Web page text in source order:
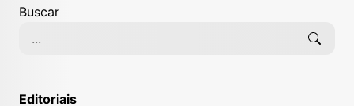
Buscar
Editoriais